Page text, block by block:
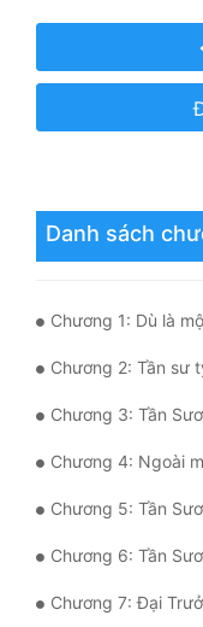
Khoa Huyễn
Khoa Huyễn Không Gian
Kiếm Hiệp
Kỳ Ảo
Linh Dị
Làm Giàu
Lịch Sử
Mưu Mô
Mạt Thế
Mỹ Thực
Danh sách
Chương 1: Dù là một kẻ thiên kiêu sa
Chương 2: Tần sư tỷ, ngươi
Chương 3: Tần Sương
Chương 4: Ngoài miệng nói
Chương 5: Tần
Chương 6: Tần
Chương 7: Đại